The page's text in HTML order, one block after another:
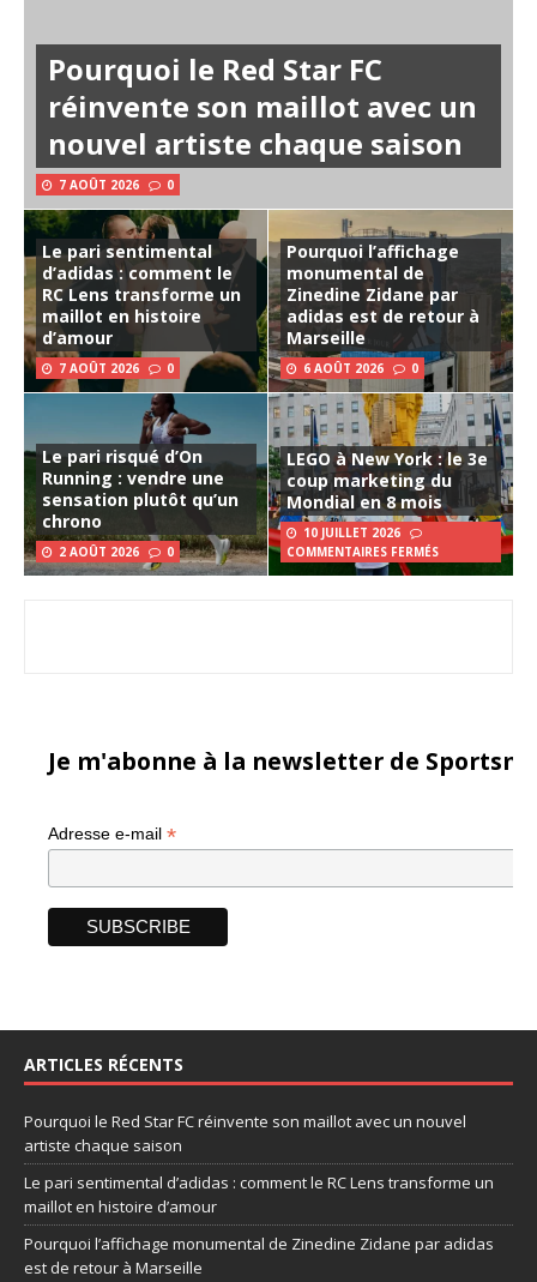
Pourquoi le Red Star FC
réinvente son maillot avec un
nouvel artiste chaque saison
7 AOÛT 2026 0
Le pari sentimental
d’adidas : comment le
RC Lens transforme un
maillot en histoire
d’amour
7 AOÛT 2026 0
Pourquoi l’affichage
monumental de
Zinedine Zidane par
adidas est de retour à
Marseille
6 AOÛT 2026 0
Le pari risqué d’On
Running : vendre une
sensation plutôt qu’un
chrono
2 AOÛT 2026 0
LEGO à New York : le 3e
coup marketing du
Mondial en 8 mois
10 JUILLET 2026
COMMENTAIRES FERMÉS
Je m'abonne à la newsletter de
Adresse e-mail *
ARTICLES RÉCENTS
Pourquoi le Red Star FC réinvente son maillot avec un nouvel
artiste chaque saison
Le pari sentimental d’adidas : comment le RC Lens transforme un
maillot en histoire d’amour
Pourquoi l’affichage monumental de Zinedine Zidane par adidas
est de retour à Marseille